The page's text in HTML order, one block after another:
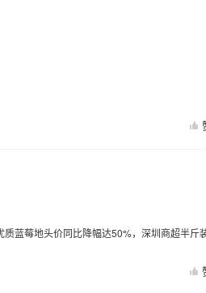
蓝莓地头价同比降幅达50%，深圳商超半斤